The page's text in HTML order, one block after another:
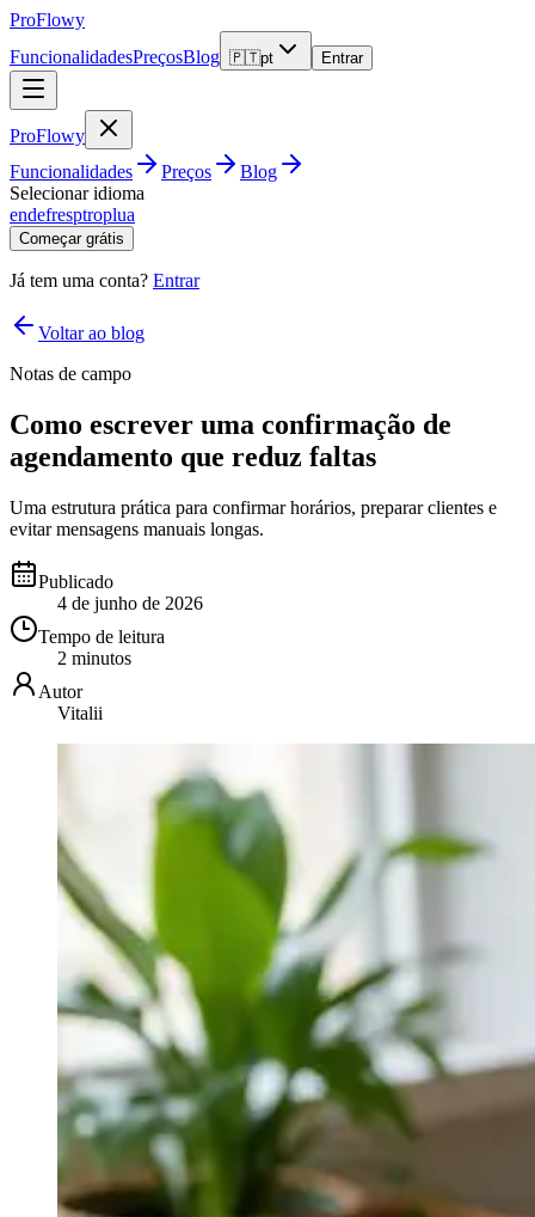
ProFlowy
FuncionalidadesPreçosBlog 🇵🇹pt Entrar
ProFlowy
Funcionalidades
Preços
Blog
Selecionar idioma
endefresptroplua
Começar grátis
Já tem uma conta? Entrar
Voltar ao blog
Notas de campo
Como escrever uma confirmação de
agendamento que reduz faltas
Uma estrutura prática para confirmar horários, preparar clientes e
evitar mensagens manuais longas.
Publicado
4 de junho de 2026
Tempo de leitura
2 minutos
Autor
Vitalii